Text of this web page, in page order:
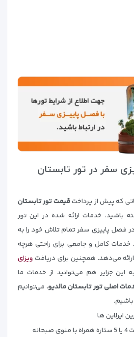
سفر در تور تابستان
که پیش از پرداختقیمت تور تابستان
باشید، خدمات ارائه شده در این تور
فصل پاییزی سفر تمام تلاش خود را به
خدمات کامل و جامعی برای راحتی هرچه
می‌دهد. همچنین برای دریافت ویزای
جزایر هم می‌توانید از خدمات ما
اصلی تور تابستان مالدیو، می‌توانیم
باشیم.
ایرلاین ها